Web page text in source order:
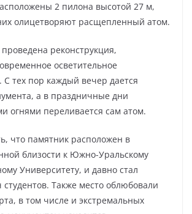
2 пилона высотой 27 м,
олицетворяют расщепленный атом.
реконструкция,
осветительное
С тех пор каждый вечер дается
а в праздничные дни
огнями переливается сам атом.
что памятник расположен в
близости к Южно-Уральскому
Университету, и давно стал
студентов. Также место облюбовали
в том числе и экстремальных